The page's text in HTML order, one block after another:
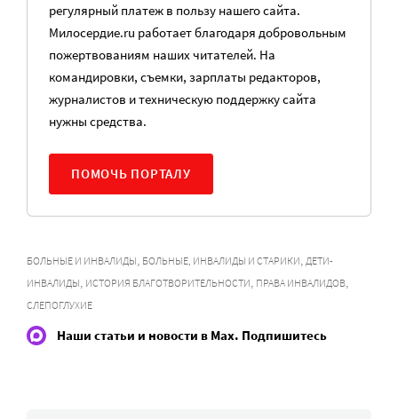
регулярный платеж в пользу нашего сайта.
Милосердие.ru работает благодаря добровольным
пожертвованиям наших читателей. На
командировки, съемки, зарплаты редакторов,
журналистов и техническую поддержку сайта
нужны средства.
ПОМОЧЬ ПОРТАЛУ
БОЛЬНЫЕ И ИНВАЛИДЫ БОЛЬНЫЕ, ИНВАЛИДЫ И СТАРИКИ ДЕТИ-
ИНВАЛИДЫ ИСТОРИЯ БЛАГОТВОРИТЕЛЬНОСТИ ПРАВА ИНВАЛИДОВ
СЛЕПОГЛУХИЕ
Наши статьи и новости в Max. Подпишитесь